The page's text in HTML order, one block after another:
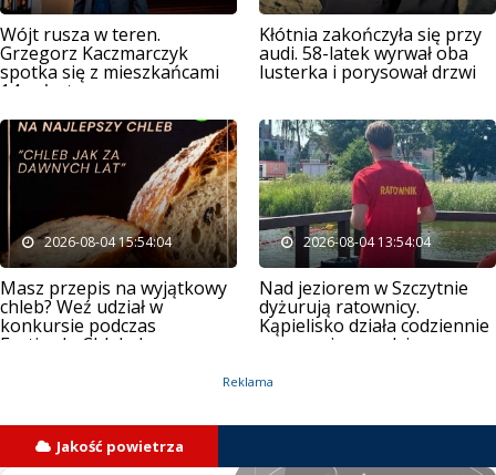
Wójt rusza w teren.
Grzegorz Kaczmarczyk
spotka się z mieszkańcami
14 sołectw
Kłótnia zakończyła się przy
audi. 58-latek wyrwał oba
lusterka i porysował drzwi
2026-08-04 15:54:04
Masz przepis na wyjątkowy
chleb? Weź udział w
konkursie podczas
Festiwalu Chleba!
2026-08-04 13:54:04
Nad jeziorem w Szczytnie
dyżurują ratownicy.
Kąpielisko działa codziennie
przez osiem godzin
Reklama
Jakość powietrza